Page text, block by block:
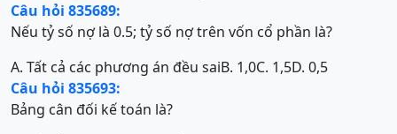
Câu hỏi 835689:
Nếu tỷ số nợ là 0.5; tỷ số nợ trên vốn cổ phần là?
A. Tất cả các phương án đều saiB. 1,0C. 1,5D. 0,5
Câu hỏi 835693:
Bảng cân đối kế toán là?